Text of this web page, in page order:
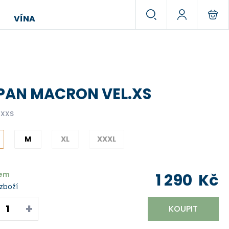
VÍNA
MACRON VEL.XS
M XL XXXL
1 290 Kč
+ KOUPIT